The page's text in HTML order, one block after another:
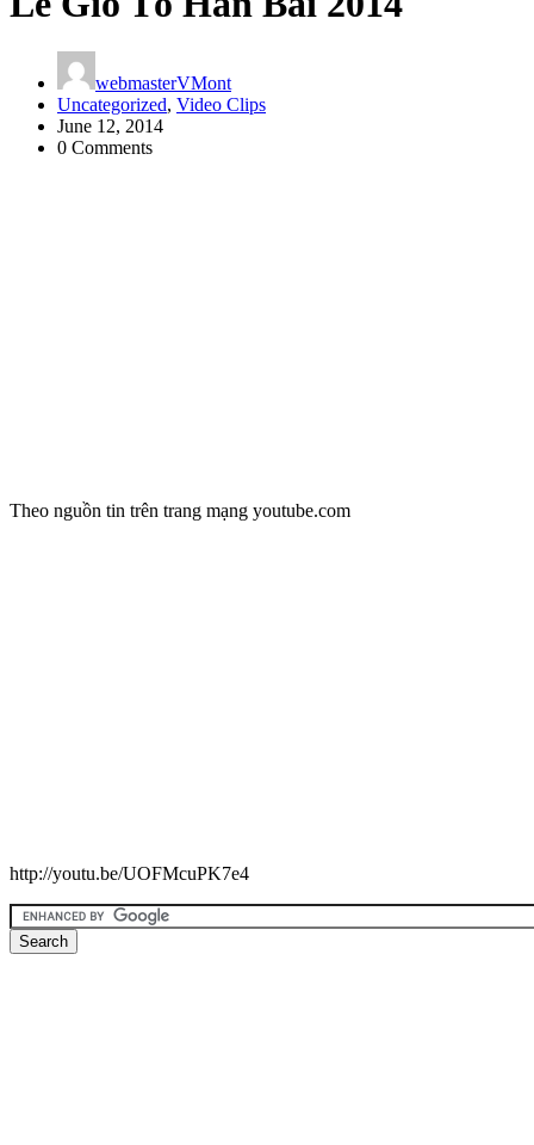
webmasterVMont
Uncategorized, Video Clips
June 12, 2014
0 Comments
Theo nguồn tin trên trang mạng youtube.com
http://youtu.be/UOFMcuPK7e4